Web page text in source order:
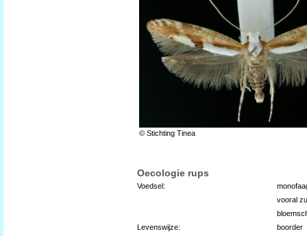
© Stichting Tinea
Oecologie rups
Voedsel:
vooral
Levenswijze:
boorder